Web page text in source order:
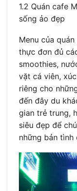
1.2 Quán cafe
sống ảo đẹp
Menu của
thực đơn đủ
smoothies,
vặt cá viên,
riêng cho
đến đây du
gian trẻ trung,
siêu đẹp để
những bản tình